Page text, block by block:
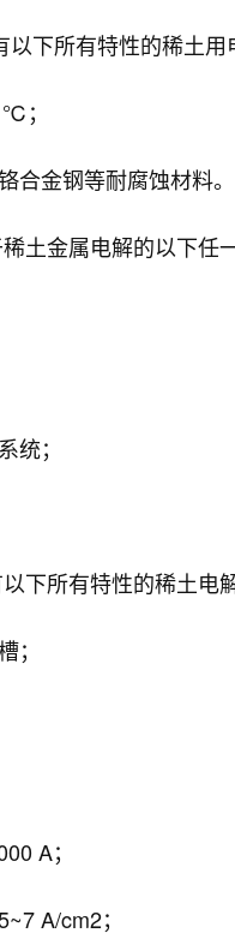
以下所有特性的稀土
；
合金钢等耐腐蚀材料。
稀土金属电解的以下任
统；
以下所有特性的稀土
；
A；
A/cm2；